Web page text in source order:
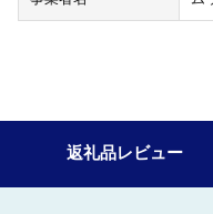
返礼品レビュー